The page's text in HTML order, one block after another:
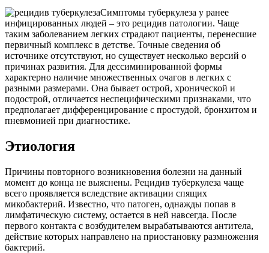
Симптомы туберкулеза у ранее
инфицированных людей – это рецидив патологии. Чаще
таким заболеванием легких страдают пациенты, перенесшие
первичный комплекс в детстве. Точные сведения об
источнике отсутствуют, но существует несколько версий о
причинах развития. Для дессиминированной формы
характерно наличие множественных очагов в легких с
разными размерами. Она бывает острой, хронической и
подострой, отличается неспецифическими признаками, что
предполагает дифференцирование с простудой, бронхитом и
пневмонией при диагностике.
Этиология
Причины повторного возникновения болезни на данный
момент до конца не выяснены. Рецидив туберкулеза чаще
всего проявляется вследствие активации спящих
микобактерий. Известно, что патоген, однажды попав в
лимфатическую систему, остается в ней навсегда. После
первого контакта с возбудителем вырабатываются антитела,
действие которых направлено на приостановку размножения
бактерий.